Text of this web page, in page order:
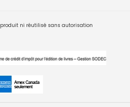
ni réutilisé sans autorisation